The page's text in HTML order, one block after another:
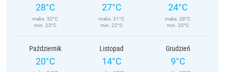
28°C
maks. 32°C
min. 23°C
27°C
maks. 31°C
min. 22°C
24°C
maks. 28°C
min. 20°C
Październik
20°C
Listopad
14°C
Grudzień
9°C